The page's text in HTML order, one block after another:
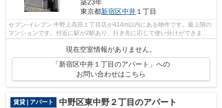
築23年
東京都新宿区中井 １丁目
セブン-イレブン 中野上高田１丁目店が414m以内にある物件です。最上階の
マンションです。付近に駅が2駅あり、行き先に応じて使い分けができま
す。駅から徒歩7分に立地する、魅力的な...
現在空室情報がありません。
「新宿区中井１丁目のアパート」への
お問い合わせはこちら
賃貸 | アパート 中野区東中野２丁目のアパート